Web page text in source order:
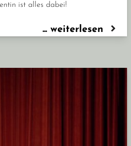
ist alles dabei!
... weiterlesen